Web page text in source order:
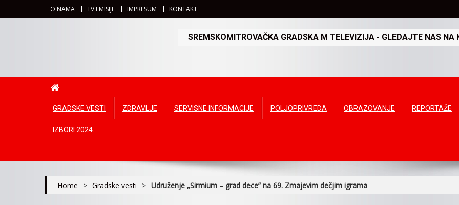
O NAMA TV EMISIJE IMPRESUM KONTAKT
SREMSKOMITROVAČKA GRADSKA M TELEVIZIJA - GLEDAJTE NAS
GRADSKE VESTI ZDRAVLJE SERVISNE INFORMACIJE POLJOPRIVREDA OBRAZOVANJE REPORTAŽE
IZBORI 2024.
Home > Gradske vesti > Udruženje „Sirmium – grad dece” na 69. Zmajevim dečjim igrama